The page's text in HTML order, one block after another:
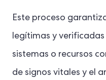
Este proceso
legítimas y
sistemas o recursos
de signos vitales y el